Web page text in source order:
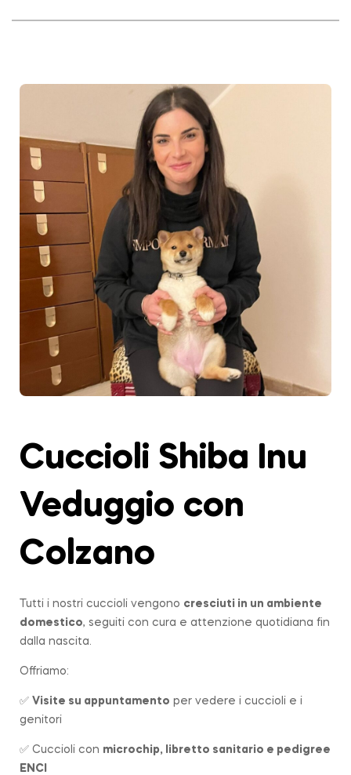
Cuccioli Shiba Inu
Veduggio con
Colzano
Tutti i nostri cuccioli vengono cresciuti in un ambiente
domestico, seguiti con cura e attenzione quotidiana fin
dalla nascita.
Offriamo:
✅ Visite su appuntamento per vedere i cuccioli e i
genitori
✅ Cuccioli con microchip, libretto sanitario e pedigree
ENCI